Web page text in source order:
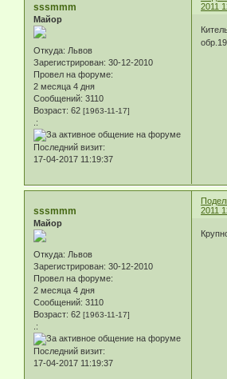
2011
sssmmm
Майор
Откуда: Львов
Зарегистрирован: 30-12-2010
Провел на форуме:
2 месяца 4 дня
Сообщений: 3110
Возраст: 62 [1963-11-17]
.:
Последний визит:
17-04-2017 11:19:37
2011
sssmmm
Майор
Откуда: Львов
Зарегистрирован: 30-12-2010
Провел на форуме:
2 месяца 4 дня
Сообщений: 3110
Возраст: 62 [1963-11-17]
.:
Последний визит:
17-04-2017 11:19:37